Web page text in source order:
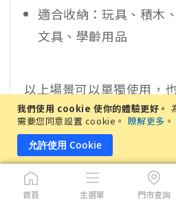
我們使用 cookie 使你的體驗更好。
需要您同意設置 cookie。 瞭解更多 。
允許使用 Cookie
適合收納：玩具、積木
文具、學齡用品
以上場景可以單獨使用，
款色系，讓家裡的收納視
「最常待的空間」或「視
始著手，效果最直接。
當收納開始有秩序，整個
首頁 主選單 門市查詢